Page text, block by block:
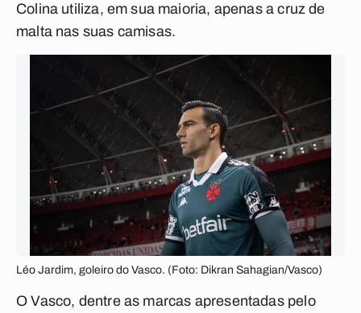
Colina utiliza, em sua maioria, apenas a cruz de
malta nas suas camisas.
Léo Jardim, goleiro do Vasco. (Foto: Dikran Sahagian/Vasco)
O Vasco, dentre as marcas apresentadas pelo